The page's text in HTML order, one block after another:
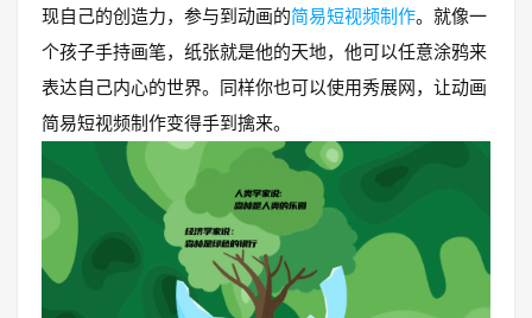
现自己的创造力，参与到动画的简易短视频制作。就像一
个孩子手持画笔，纸张就是他的天地，他可以任意涂鸦来
表达自己内心的世界。同样你也可以使用秀展网，让动画
简易短视频制作变得手到擒来。